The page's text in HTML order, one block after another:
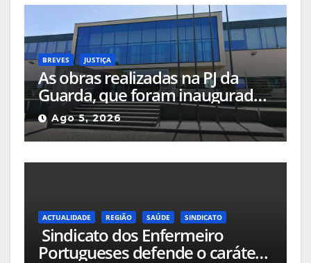
BREVES JUSTIÇA
As obras realizadas na PJ da
Guarda, que foram inauguradas
em 2023, estão sob a
investigação da Procuradoria
Europeia
Ago 5, 2026
ACTUALIDADE REGIÃO SAÚDE SINDICATO
Sindicato dos Enfermeiro
Portugueses defende o caráter